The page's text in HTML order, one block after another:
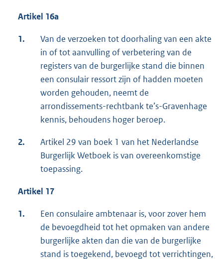
Artikel 16a
1.
Van de verzoeken tot doorhaling van een akte
in of tot aanvulling of verbetering van de
registers van de burgerlijke stand die binnen
een consulair ressort zijn of hadden moeten
worden gehouden, neemt de
arrondissements-rechtbank te’s-Gravenhage
kennis, behoudens hoger beroep.
2.
Artikel 29 van boek 1 van het Nederlandse
Burgerlijk Wetboek is van overeenkomstige
toepassing.
Artikel 17
1.
Een consulaire ambtenaar is, voor zover hem
de bevoegdheid tot het opmaken van andere
burgerlijke akten dan die van de burgerlijke
stand is toegekend, bevoegd tot verrichtingen,